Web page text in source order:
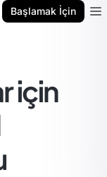
Başlamak İçin
için